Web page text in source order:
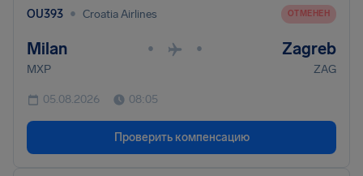
OU393 • Croatia Airlines ОТМЕНЕН
Milan • • Zagreb
MXP ZAG
05.08.2026 08:05
Проверить компенсацию